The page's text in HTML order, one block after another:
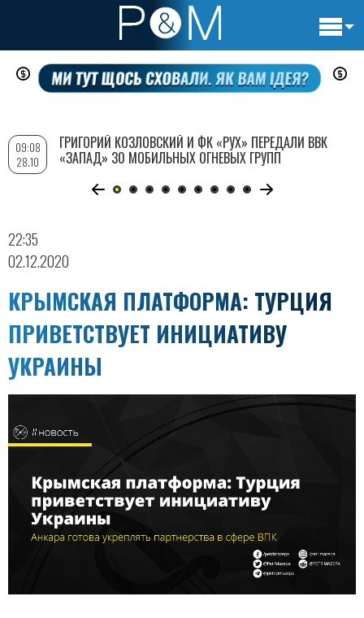
Перейти
содержанию
22:35
02.12.2020
КРЫМСКАЯ ПЛАТФОРМА: ТУРЦИЯ
ПРИВЕТСТВУЕТ ИНИЦИАТИВУ
УКРАИНЫ
09:08
28.10
ГРИГОРИЙ КОЗЛОВСКИЙ И ФК «РУХ» ПЕРЕДАЛИ ВВК
«ЗАПАД» 30 МОБИЛЬНЫХ ОГНЕВЫХ ГРУПП